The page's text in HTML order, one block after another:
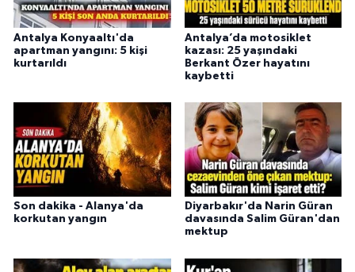
Antalya Konyaaltı'da
apartman yangını: 5 kişi
kurtarıldı
Antalya’da motosiklet
kazası: 25 yaşındaki
Berkant Özer hayatını
kaybetti
Son dakika - Alanya'da
korkutan yangın
Diyarbakır'da Narin Güran
davasında Salim Güran'dan
mektup